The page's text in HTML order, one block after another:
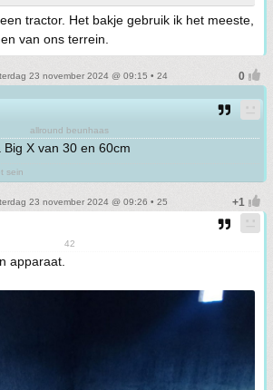
tractor. Het bakje gebruik ik het meeste,
van ons terrein.
23 november 2024 @ 09:15 • 24
allround beunhaas
X van 30 en 60cm
sein
23 november 2024 @ 09:26 • 25
42
apparaat.